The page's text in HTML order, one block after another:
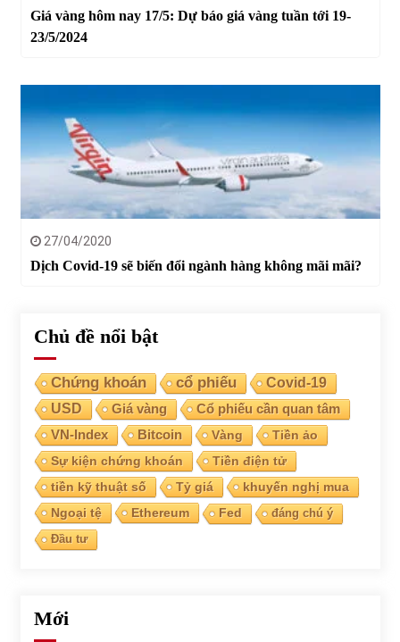
Giá vàng hôm nay 17/5: Dự báo giá vàng tuần tới 19-
23/5/2024
27/04/2020
Dịch Covid-19 sẽ biến đổi ngành hàng không mãi mãi?
Chủ đề nổi bật
Chứng khoán cổ phiếu
Covid-19
USD
Giá vàng Cổ phiếu cần quan tâm
VN-Index Bitcoin Vàng
Tiền ảo
Sự kiện chứng khoán
Tiền điện tử
tiền kỹ thuật số
Tỷ giá
khuyến nghị mua
Ngoại tệ
Ethereum Fed
đáng chú ý
Đầu tư
Mới